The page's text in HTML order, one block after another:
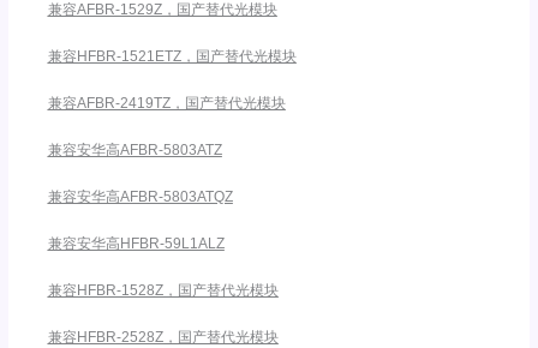
兼容AFBR-1529Z，国产替代光模块
兼容HFBR-1521ETZ，国产替代光模块
兼容AFBR-2419TZ，国产替代光模块
兼容安华高AFBR-5803ATZ
兼容安华高AFBR-5803ATQZ
兼容安华高HFBR-59L1ALZ
兼容HFBR-1528Z，国产替代光模块
兼容HFBR-2528Z，国产替代光模块